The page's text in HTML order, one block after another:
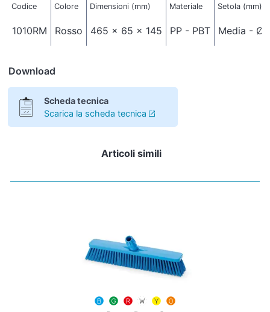
Codice Colore Dimensioni (mm) Materiale Setola (mm)
1010RM Rosso 465 x 65 x 145 PP - PBT Media - Ø
Download
Scheda tecnica
Scarica la scheda tecnica
Articoli simili